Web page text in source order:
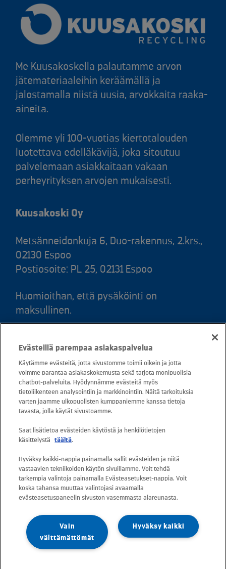
Me Kuusakoskella palautamme arvon
jätemateriaaleihin keräämällä ja
jalostamalla niistä uusia, arvokkaita raaka-
aineita.
Olemme yli 100-vuotias kiertotalouden
luotettava edelläkävijä, joka sitoutuu
palvelemaan asiakkaitaan vakaan
perheyrityksen arvojen mukaisesti.
Kuusakoski Oy
Metsänneidonkuja 6, Duo-rakennus, 2.krs.,
02130 Espoo
Postiosoite: PL 25, 02131 Espoo
Huomioithan, että pysäköinti on
maksullinen.
snt/puhelu + 16,69 snt/min)
Asiakaspalvelu: 0800 30880
avoinna arkisin ma - pe klo 8-16
sähköposti:
etunimi.sukunimi@kuusakoski.com, ellei
yhteystiedoissa toisin mainita.
Tietosuoja Kuusakoskella
Tietoturvapolitiikka
Evästeillä parempaa asiakaspalvelua
Käytämme evästeitä, jotta sivustomme toimii oikein ja jotta
voimme parantaa asiakaskokemusta sekä tarjota monipuolisia
chatbot-palveluita. Hyödynnämme evästeitä myös
tietoliikenteen analysointiin ja markkinointiin. Näitä tarkoituksia
varten jaamme ulkopuolisten kumppaniemme kanssa tietoja
tavasta, jolla käytät sivustoamme.
Saat lisätietoa evästeiden käytöstä ja henkilötietojen
käsittelystä
täältä.
Hyväksy kaikki-nappia painamalla sallit evästeiden ja niitä
vastaavien tekniikoiden käytön sivuillamme. Voit tehdä
tarkempia valintoja painamalla Evästeasetukset-nappia. Voit
koska tahansa muuttaa valintojasi avaamalla
evästeasetuspaneelin sivuston vasemmasta alareunasta.
Hyväksy kaikki
Vain
välttämättömät